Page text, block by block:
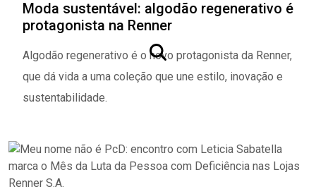
Moda sustentável: algodão regenerativo é
protagonista na Renner
Algodão regenerativo é o novo protagonista da Renner,
que dá vida a uma coleção que une estilo, inovação e
sustentabilidade.